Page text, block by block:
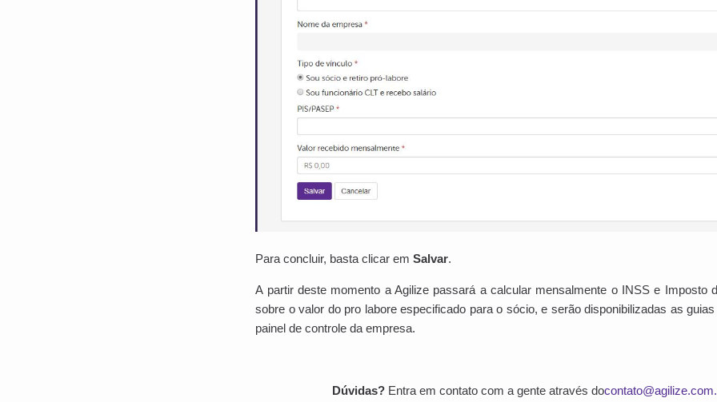
Para concluir, basta clicar emSalvar.
A partir deste momento a Agilize passará a calcular mensalmente o INSS e Imposto
sobre o valor do pro labore especificado para o sócio, e serão disponibilizadas as
painel de controle da empresa.
Dúvidas? Entra em contato com a gente através do